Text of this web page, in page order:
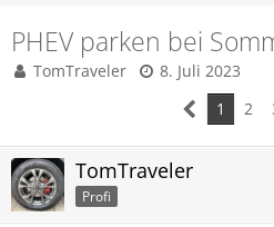
PHEV parken bei
TomTraveler
8. Juli 2023
1
2
TomTraveler
Profi